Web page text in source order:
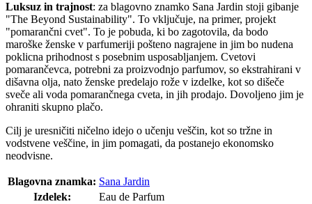
Luksuz in trajnost: za blagovno znamko Sana Jardin stoji gibanje
"The Beyond Sustainability". To vključuje, na primer, projekt
"pomarančni cvet". To je pobuda, ki bo zagotovila, da bodo
maroške ženske v parfumeriji pošteno nagrajene in jim bo nudena
poklicna prihodnost s posebnim usposabljanjem. Cvetovi
pomarančevca, potrebni za proizvodnjo parfumov, so ekstrahirani v
dišavna olja, nato ženske predelajo rože v izdelke, kot so dišeče
sveče ali voda pomarančnega cveta, in jih prodajo. Dovoljeno jim je
ohraniti skupno plačo.
Cilj je uresničiti ničelno idejo o učenju veščin, kot so tržne in
vodstvene veščine, in jim pomagati, da postanejo ekonomsko
neodvisne.
Blagovna znamka: Sana Jardin
Izdelek:
Eau de Parfum